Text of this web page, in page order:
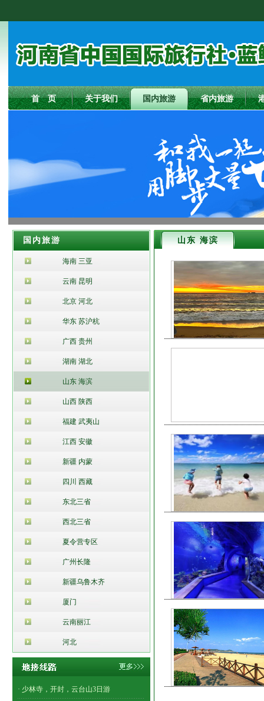
首 页 关于我们 国内旅游 省内旅游
国内旅游
海南 三亚
云南 昆明
北京 河北
华东 苏沪杭
广西 贵州
湖南 湖北
山东 海滨
山西 陕西
福建 武夷山
江西 安徽
新疆 内蒙
四川 西藏
东北三省
西北三省
夏令营专区
广州长隆
新疆乌鲁木齐
厦门
云南丽江
河北
· 少林寺，开封，云台山3日游
山东 海滨